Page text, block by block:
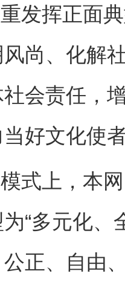
挥正面典
尚、化解
会责任，
好文化使
上，本网
“多元化、
正、自由